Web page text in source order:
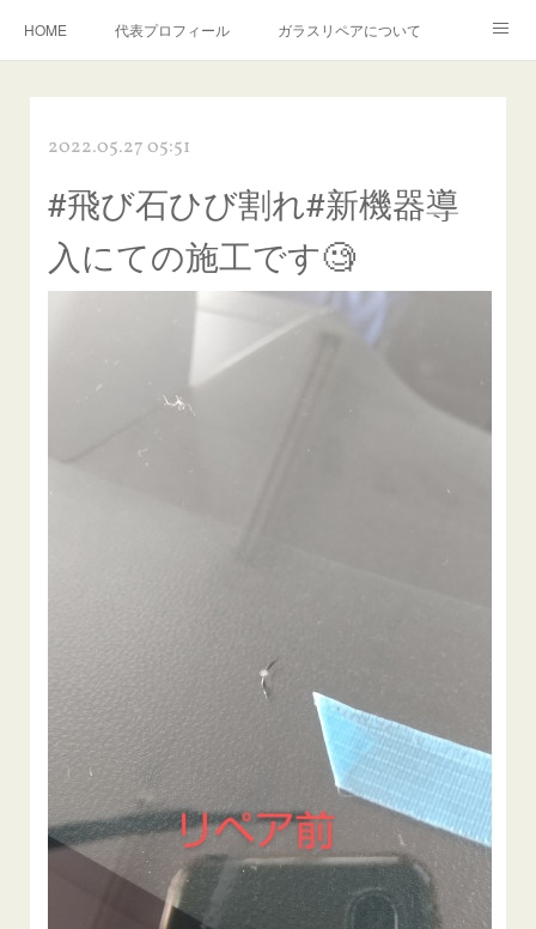
HOME 代表プロフィール ガラスリペアについて
飛び石施工料金について
当店へのアクセス 建築ガラスキズ取り・研磨・磨き
【プロ使用】フッ素系ガラストリートメント『アクアペル』
当店の良心的価格の理由について
ガラスリペア施工価格
飛び石ひび割れでヒビ先が伸びた場合は？
2022.05.27 05:51
#飛び石ひび割れ#新機器導
入にての施工です🧐